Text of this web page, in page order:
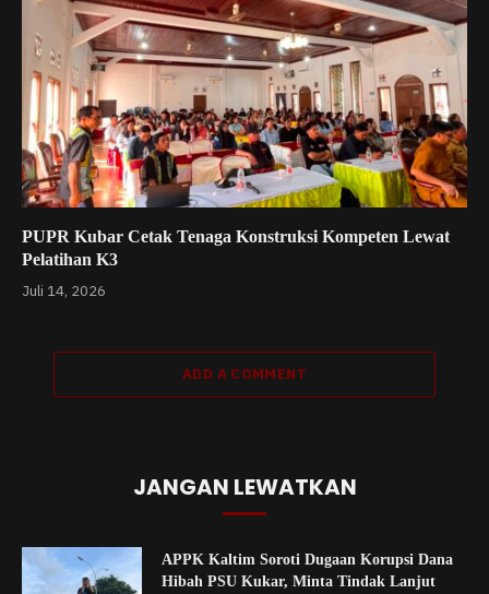
PUPR Kubar Cetak Tenaga Konstruksi Kompeten Lewat
Pelatihan K3
Juli 14, 2026
ADD A COMMENT
JANGAN LEWATKAN
APPK Kaltim Soroti Dugaan Korupsi Dana
Hibah PSU Kukar, Minta Tindak Lanjut